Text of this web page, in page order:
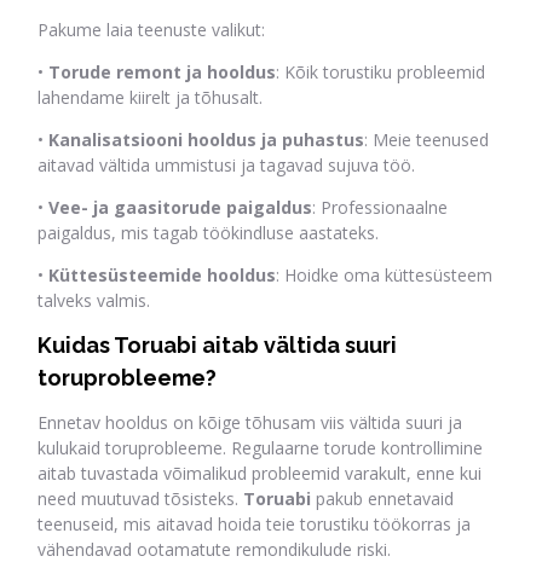
Pakume laia teenuste valikut:
• Torude remont ja hooldus: Kõik torustiku probleemid
lahendame kiirelt ja tõhusalt.
• Kanalisatsiooni hooldus ja puhastus: Meie teenused
aitavad vältida ummistusi ja tagavad sujuva töö.
• Vee- ja gaasitorude paigaldus: Professionaalne
paigaldus, mis tagab töökindluse aastateks.
• Küttesüsteemide hooldus: Hoidke oma küttesüsteem
talveks valmis.
Kuidas Toruabi aitab vältida suuri
toruprobleeme?
Ennetav hooldus on kõige tõhusam viis vältida suuri ja
kulukaid toruprobleeme. Regulaarne torude kontrollimine
aitab tuvastada võimalikud probleemid varakult, enne kui
need muutuvad tõsisteks. Toruabi pakub ennetavaid
teenuseid, mis aitavad hoida teie torustiku töökorras ja
vähendavad ootamatute remondikulude riski.